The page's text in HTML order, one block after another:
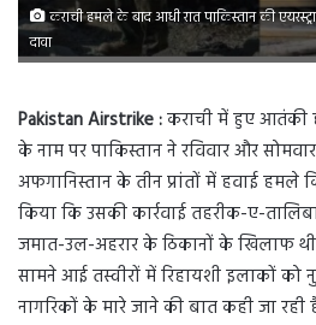
कराची हमले के बाद आधी रात पाकिस्तान की
दावा
Pakistan Airstrike :कराची में हुए आतंकी
के नाम पर पाकिस्तान ने रविवार और
अफगानिस्तान के तीन प्रांतों में हवाई हमले
किया कि उसकी कार्रवाई तहरीक-ए-
जमात-उल-अहरार के ठिकानों के खिलाफ
सामने आई तस्वीरों में रिहायशी इलाकों
नागरिकों के मारे जाने की बात कही जा रही